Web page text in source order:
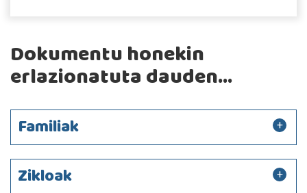
Dokumentu honekin
erlazionatuta dauden...
Familiak
Zikloak